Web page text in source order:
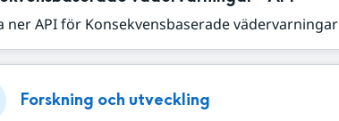
ner API för Konsekvensbaserade vädervarningar
Forskning och utveckling